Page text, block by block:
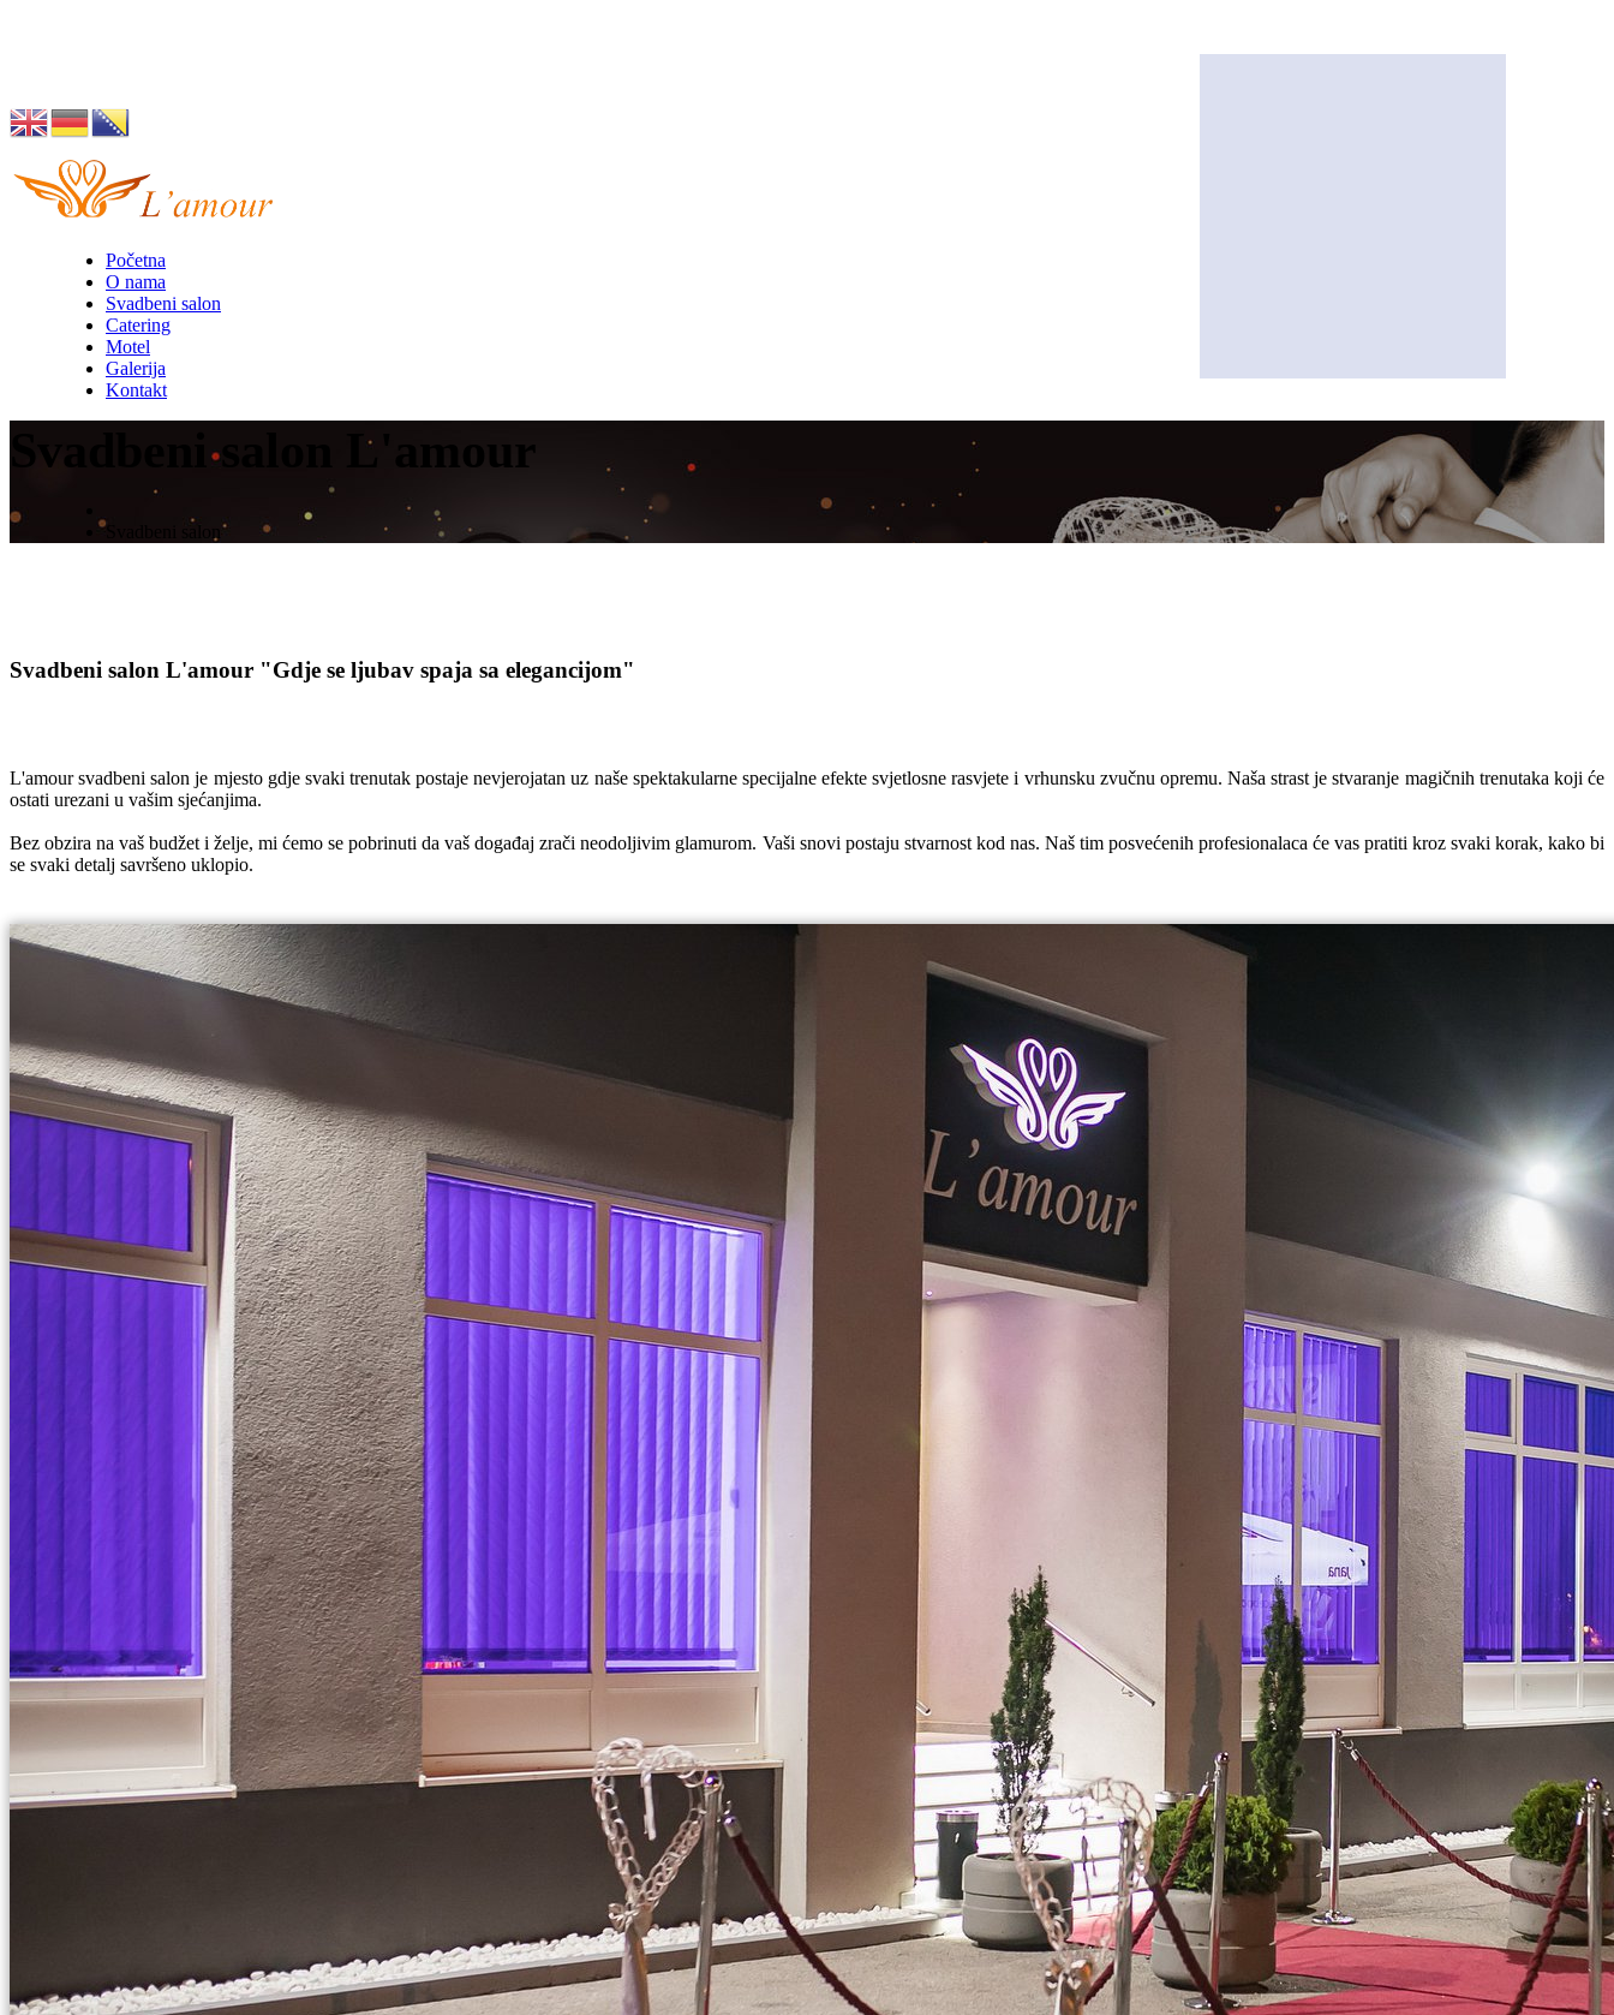
Početna
O nama
Svadbeni salon
Catering
Motel
Galerija
Kontakt
Svadbeni salon L'amour
Svadbeni salon
Svadbeni salon L'amour "Gdje se ljubav spaja sa elegancijom"
L'amour svadbeni salon je mjesto gdje svaki trenutak postaje nevjerojatan uz naše spektakularne specijalne efekte svjetlosne rasvjete i vrhunsku zvučnu opremu. Naša strast je stvaranje magičnih trenutaka koji će
ostati urezani u vašim sjećanjima.
Bez obzira na vaš budžet i želje, mi ćemo se pobrinuti da vaš događaj zrači neodoljivim glamurom. Vaši snovi postaju stvarnost kod nas. Naš tim posvećenih profesionalaca će vas pratiti kroz svaki korak, kako bi
se svaki detalj savršeno uklopio.